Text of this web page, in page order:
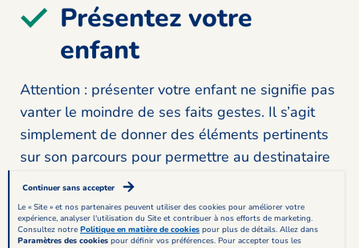
Présentez votre
enfant
Attention : présenter votre enfant ne signifie pas
vanter le moindre de ses faits gestes. Il s’agit
simplement de donner des éléments pertinents
sur son parcours pour permettre au destinataire
de mieux le connaître.
Appuyez-vous sur des éléments précis pour
Continuer sans accepter
Le « Site » et nos partenaires peuvent utiliser des cookies pour améliorer votre
expérience, analyser l'utilisation du Site et contribuer à nos efforts de marketing.
Consultez notre Politique en matière de cookies pour plus de détails. Allez dans
Paramètres des cookies pour définir vos préférences. Pour accepter tous les